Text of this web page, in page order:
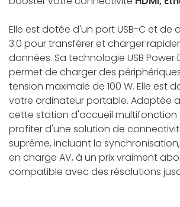
Elle est dotée d'un port USB-C et de
3.0 pour transférer et charger
données. Sa technologie USB Power
permet de charger des
tension maximale de 100 W. Elle est
votre ordinateur portable. Adaptée
cette station d'accueil multifonction
profiter d'une solution de
suprême, incluant la
en charge AV, à un prix vraiment
compatible avec des résolutions